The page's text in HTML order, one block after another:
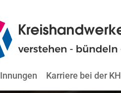
Innungen Karriere bei der KH